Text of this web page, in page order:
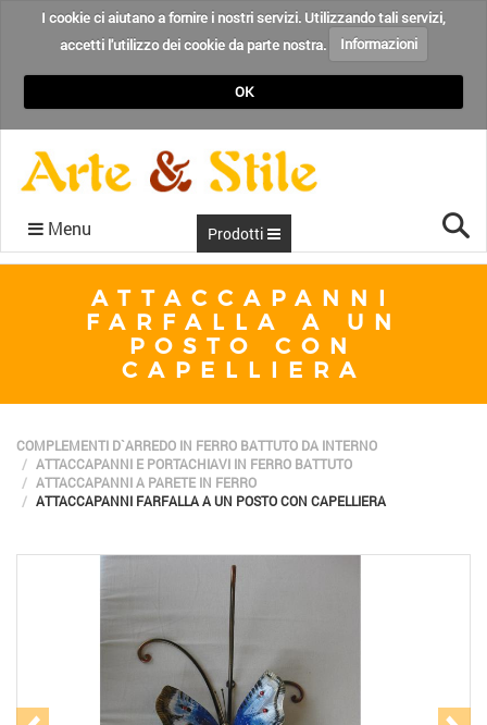
I cookie ci aiutano a fornire i nostri servizi. Utilizzando tali servizi,
accetti l'utilizzo dei cookie da parte nostra.
Informazioni
OK
Menu Prodotti
ATTACCAPANNI
FARFALLA A UN
POSTO CON
CAPELLIERA
COMPLEMENTI D`ARREDO IN FERRO BATTUTO DA INTERNO
ATTACCAPANNI E PORTACHIAVI IN FERRO BATTUTO
ATTACCAPANNI A PARETE IN FERRO
ATTACCAPANNI FARFALLA A UN POSTO CON CAPELLIERA